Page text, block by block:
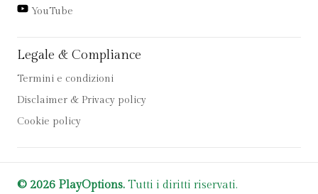
YouTube
Legale & Compliance
Termini e condizioni
Disclaimer & Privacy policy
Cookie policy
© 2026 PlayOptions. Tutti i diritti riservati.